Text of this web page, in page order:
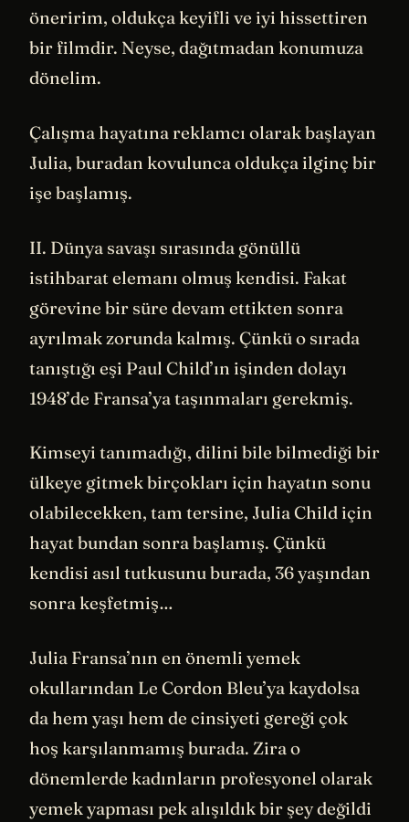
öneririm, oldukça keyifli ve iyi hissettiren
bir filmdir. Neyse, dağıtmadan konumuza
dönelim.
Çalışma hayatına reklamcı olarak başlayan
Julia, buradan kovulunca oldukça ilginç bir
işe başlamış.
II. Dünya savaşı sırasında gönüllü
istihbarat elemanı olmuş kendisi. Fakat
görevine bir süre devam ettikten sonra
ayrılmak zorunda kalmış. Çünkü o sırada
tanıştığı eşi Paul Child’ın işinden dolayı
1948’de Fransa’ya taşınmaları gerekmiş.
Kimseyi tanımadığı, dilini bile bilmediği bir
ülkeye gitmek birçokları için hayatın sonu
olabilecekken, tam tersine, Julia Child için
hayat bundan sonra başlamış. Çünkü
kendisi asıl tutkusunu burada, 36 yaşından
sonra keşfetmiş…
Julia Fransa’nın en önemli yemek
okullarından Le Cordon Bleu’ya kaydolsa
da hem yaşı hem de cinsiyeti gereği çok
hoş karşılanmamış burada. Zira o
dönemlerde kadınların profesyonel olarak
yemek yapması pek alışıldık bir şey değildi